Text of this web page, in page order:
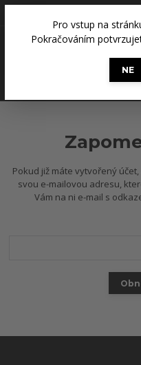
Pro vstup na
Pokračováním
NE
Pokud již máte vytvořený
svou e-mailovou adresu,
Vám na ni e-mail s